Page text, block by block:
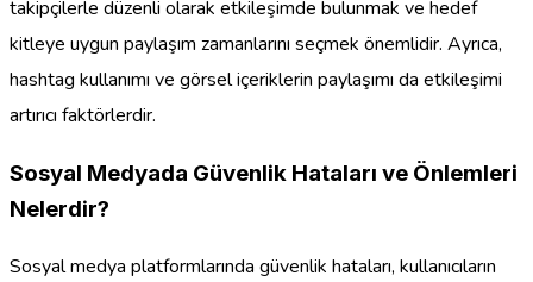
takipçilerle düzenli olarak etkileşimde bulunmak ve hedef
kitleye uygun paylaşım zamanlarını seçmek önemlidir. Ayrıca,
hashtag kullanımı ve görsel içeriklerin paylaşımı da etkileşimi
artırıcı faktörlerdir.
Sosyal Medyada Güvenlik Hataları ve Önlemleri
Nelerdir?
Sosyal medya platformlarında güvenlik hataları, kullanıcıların